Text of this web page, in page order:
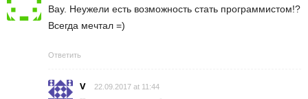
Вау. Неужели есть возможность стать программистом!?
Всегда мечтал =)
Ответить
V 22.09.2017 at 11:44